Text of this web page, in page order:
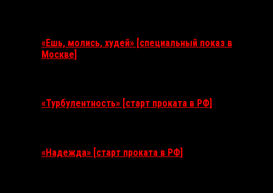
«Ешь, молись, худей» [специальный показ в
Москве]
«Турбулентность» [старт проката в РФ]
«Надежда» [старт проката в РФ]